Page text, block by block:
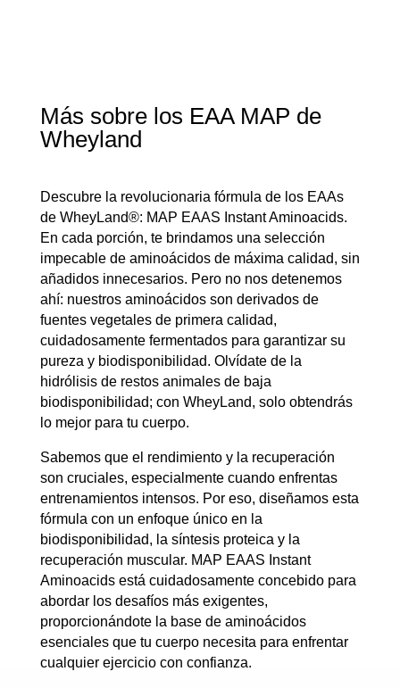
Más sobre los EAA MAP de
Wheyland
Descubre la revolucionaria fórmula de los EAAs
de WheyLand®: MAP EAAS Instant Aminoacids.
En cada porción, te brindamos una selección
impecable de aminoácidos de máxima calidad, sin
añadidos innecesarios. Pero no nos detenemos
ahí: nuestros aminoácidos son derivados de
fuentes vegetales de primera calidad,
cuidadosamente fermentados para garantizar su
pureza y biodisponibilidad. Olvídate de la
hidrólisis de restos animales de baja
biodisponibilidad; con WheyLand, solo obtendrás
lo mejor para tu cuerpo.
Sabemos que el rendimiento y la recuperación
son cruciales, especialmente cuando enfrentas
entrenamientos intensos. Por eso, diseñamos esta
fórmula con un enfoque único en la
biodisponibilidad, la síntesis proteica y la
recuperación muscular. MAP EAAS Instant
Aminoacids está cuidadosamente concebido para
abordar los desafíos más exigentes,
proporcionándote la base de aminoácidos
esenciales que tu cuerpo necesita para enfrentar
cualquier ejercicio con confianza.